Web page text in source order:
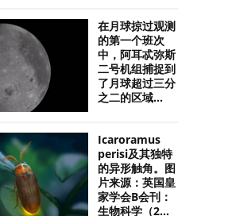
在月球掠过观测
的第一个班次
中，阿耳忒弥斯
二号机组捕捉到
了月球超过三分
之二的区域...
Icaroramus
perisi及其独特
的异形触角。图
片来源：英国皇
家学会B会刊：
生物科学（2...